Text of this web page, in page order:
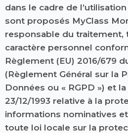
dans le cadre de
sont proposés MyClass
responsable du traitement,
caractère personnel
Règlement (EU) 2016/679
(Règlement Général sur la
Données ou « RGPD ») et la
23/12/1993 relative à la
informations nominatives
toute loi locale sur la